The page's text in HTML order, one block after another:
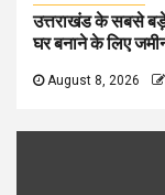
उत्तराखंड के सबसे
घर बनाने के लिए
August 8, 2026